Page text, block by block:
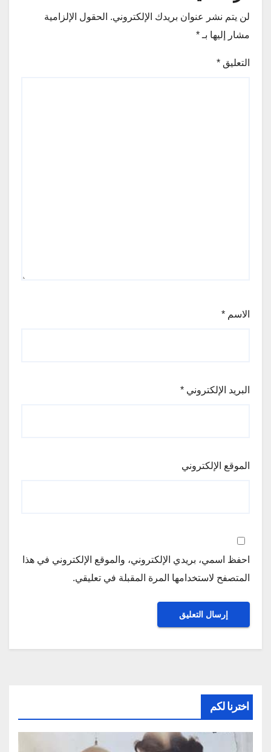
لن يتم نشر عنوان بريدك الإلكتروني. الحقول الإلزامية
مشار إليها بـ *
التعليق *
الاسم *
البريد الإلكتروني *
الموقع الإلكتروني
احفظ اسمي، بريدي الإلكتروني، والموقع الإلكتروني في هذا
المتصفح لاستخدامها المرة المقبلة في تعليقي.
اخترنا لكم